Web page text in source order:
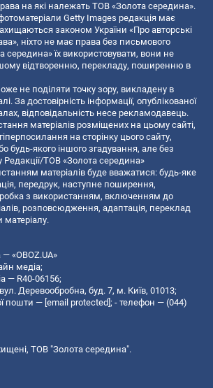
на які належать ТОВ «Золота середина».
Getty Images редакція має
законом України «Про авторські
ніхто не має права без письмового
середина» їх використовувати, вони не
відтворенню, перекладу, поширенню в
не поділяти точку зору, викладену в
За достовірність інформації, опублікованої
відповідальність несе рекламодавець.
матеріалів розміщених на цьому сайті,
на сторінку цього сайту,
будь-якого іншого згадування, але без
Редакції/ТОВ «Золота середина»
матеріалів буде вважатися: будь-яке
передрук, наступне поширення,
з використанням, включенням до
розповсюдження, адаптація, переклад
матеріалу.
«OBOZ.UA»
медіа;
— R40-06156;
Деревообробна, буд. 7, м. Київ, 01013;
пошти — [email protected]; - телефон — (044)
ТОВ "Золота середина".